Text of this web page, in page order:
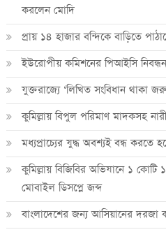
করলেন মোদি
প্রায় ১৪ হাজার বন্দিকে বাড়িতে
ইউরোপীয় কমিশনের পিআইসি নিবন্ধন
যুক্তরাজ্যে ‘লিখিত সংবিধান থাকা
কুমিল্লায় বিপুল পরিমাণ মাদকসহ নারী
মধ্যপ্রাচ্যের যুদ্ধ অবশ্যই বন্ধ করতে
কুমিল্লায় বিজিবির অভিযানে ১
মোবাইল ডিসপ্লে জব্দ
বাংলাদেশের জন্য আসিয়ানের দরজা